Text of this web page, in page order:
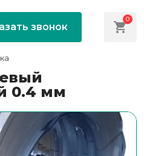
звонок
0
0.4 мм